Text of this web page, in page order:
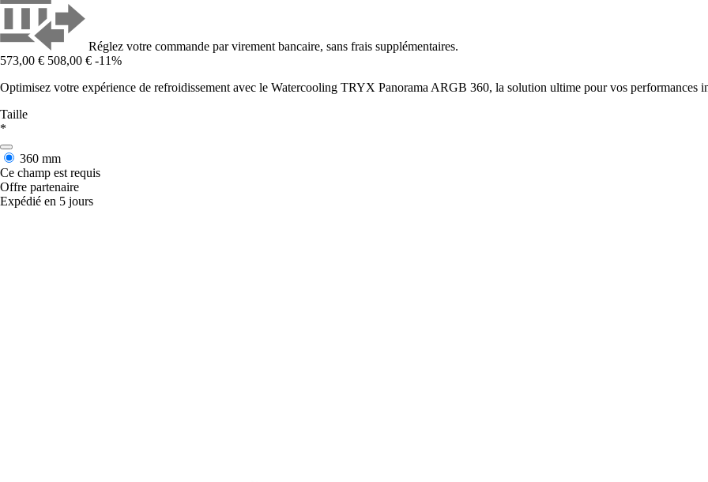
Réglez votre commande par virement bancaire, sans frais supplémentaires.
573,00 € 508,00 € -11%
Optimisez votre expérience de refroidissement avec le Watercooling TRYX Panorama ARGB 360, la solution ultime pour vos performances
Taille
*
360 mm
Ce champ est requis
Offre partenaire
Expédié en 5 jours